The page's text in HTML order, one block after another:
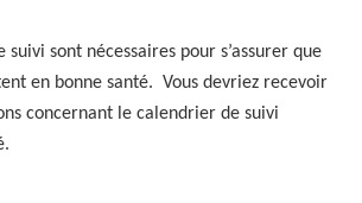
suivi sont nécessaires pour s’assurer que
en bonne santé. Vous devriez recevoir
concernant le calendrier de suivi